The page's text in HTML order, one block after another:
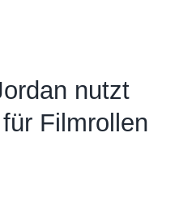
nutzt
Filmrollen